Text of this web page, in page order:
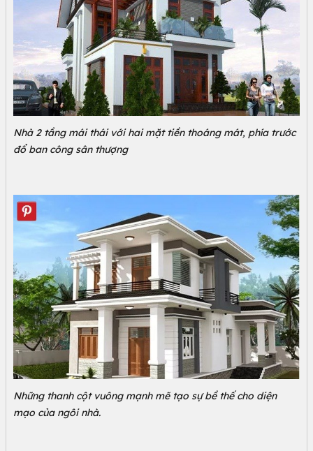
Nhà 2 tầng mái thái với hai mặt tiền thoáng mát, phía trước
đổ ban công sân thượng
Những thanh cột vuông mạnh mẽ tạo sự bề thế cho diện
mạo của ngôi nhà.